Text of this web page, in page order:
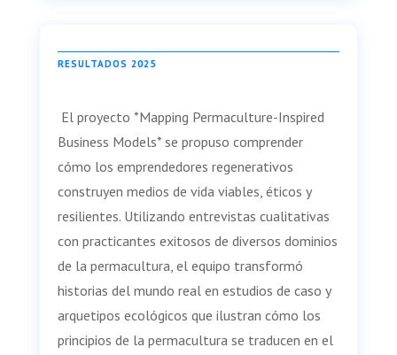
RESULTADOS 2025
El proyecto *Mapping Permaculture-Inspired
Business Models* se propuso comprender
cómo los emprendedores regenerativos
construyen medios de vida viables, éticos y
resilientes. Utilizando entrevistas cualitativas
con practicantes exitosos de diversos dominios
de la permacultura, el equipo transformó
historias del mundo real en estudios de caso y
arquetipos ecológicos que ilustran cómo los
principios de la permacultura se traducen en el